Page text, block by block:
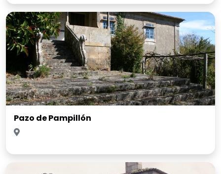
Pazo de Pampillón